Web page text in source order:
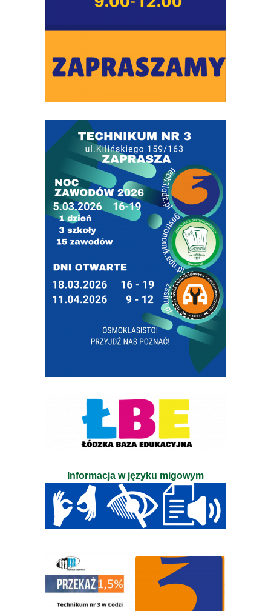
Informacja w języku migowym